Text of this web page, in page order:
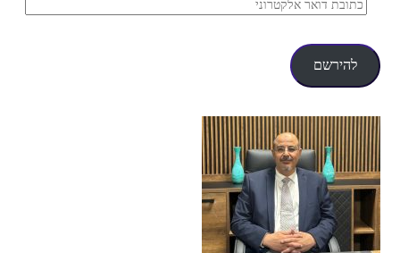
כתובת
אלקטרוני
להירשם